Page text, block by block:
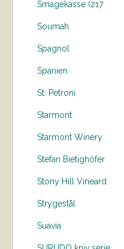
Smagekasse (217
Soumah
Spagnol
Spanien
St. Petroni
Starmont
Starmont Winery
Stefan Bietighöfer
Stony Hill Vineard
Strygestål
Suavia